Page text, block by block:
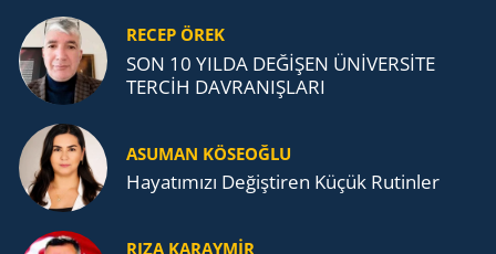
RECEP ÖREK
SON 10 YILDA DEĞİŞEN ÜNİVERSİTE
TERCİH DAVRANIŞLARI
ASUMAN KÖSEOĞLU
Ha­ya­tı­mı­zı De­ğiş­ti­ren Küçük Ru­tin­ler
RIZA KARAYMIR